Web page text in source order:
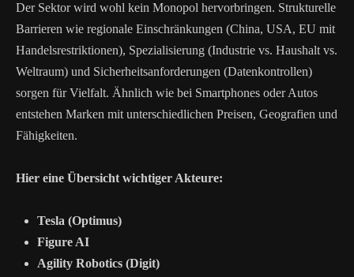
Der Sektor wird wohl kein Monopol hervorbringen. Strukturelle
Barrieren wie regionale Einschränkungen (China, USA, EU mit
Handelsrestriktionen), Spezialisierung (Industrie vs. Haushalt vs.
Weltraum) und Sicherheitsanforderungen (Datenkontrollen)
sorgen für Vielfalt. Ähnlich wie bei Smartphones oder Autos
entstehen Marken mit unterschiedlichen Preisen, Geografien und
Fähigkeiten.
Hier eine Übersicht wichtiger Akteure:
Tesla (Optimus)
Figure AI
Agility Robotics (Digit)